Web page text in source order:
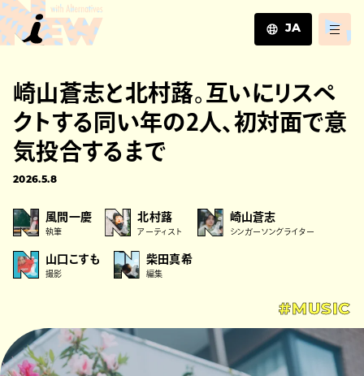
JA
EN
ZH
崎山蒼志と北村蕗。互いにリスペ
クトする同い年の2人、初対面で意
気投合するまで
2026.5.8
風間一慶
執筆
北村蕗
アーティスト
崎山蒼志
シンガーソングライター
山口こすも
撮影
柴田真希
編集
#MUSIC